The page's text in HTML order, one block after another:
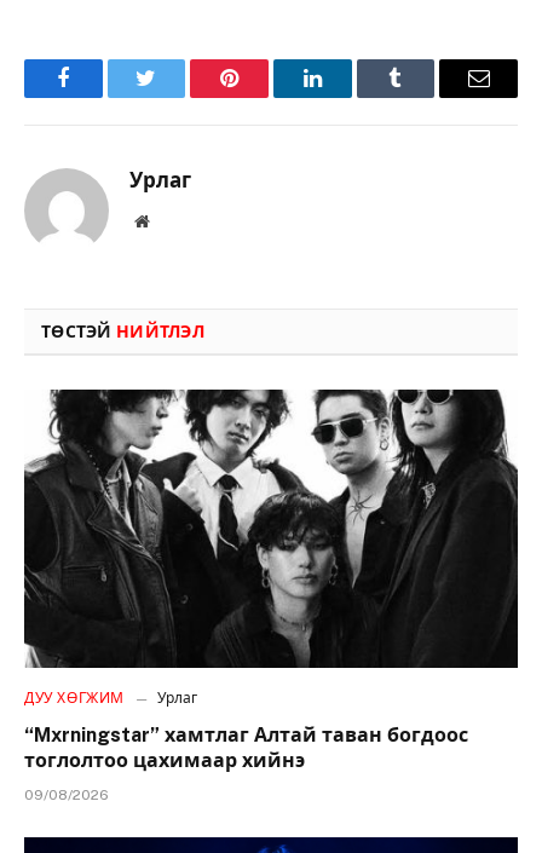
FacebookTwitter Pinterest LinkedInTumblr Имэйл
Урлаг
Вэбсайт
ТӨСТЭЙ НИЙТЛЭЛ
ДУУ ХӨГЖИМ Урлаг
“Mxrningstar” хамтлаг Алтай таван богдоос
тоглолтоо цахимаар хийнэ
09/08/2026